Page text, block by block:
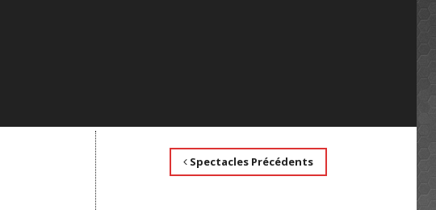
Spectacles Précédents